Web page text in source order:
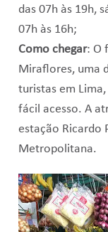
das 07h às 19h,
07h às 16h;
Como chegar: O
Miraflores, uma
turistas em
fácil acesso. A
estação Ricardo
Metropolitana.